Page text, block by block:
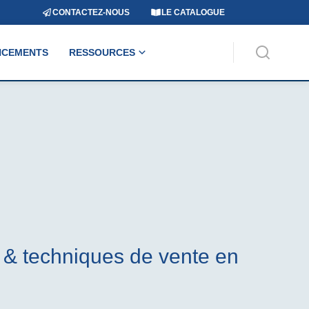
CONTACTEZ-NOUS LE CATALOGUE
RESSOURCES
techniques de vente en